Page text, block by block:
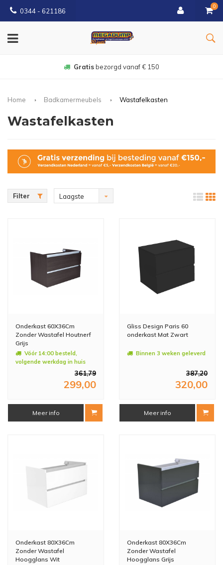
0344 - 621186
0
Gratisbezorgd vanaf € 150
Home Badkamermeubels Wastafelkasten
Wastafelkasten
Filter
Laagste
Onderkast 60X36Cm
Zonder Wastafel Houtnerf
Grijs
Vóór 14:00 besteld,
volgende werkdag in huis
361,79
299,00
Meer info
Gliss Design Paris 60
onderkast Mat Zwart
Binnen 3 weken geleverd
387,20
320,00
Meer info
Onderkast 80X36Cm
Zonder Wastafel
Hoogglans Wit
Onderkast 80X36Cm
Zonder Wastafel
Hoogglans Grijs